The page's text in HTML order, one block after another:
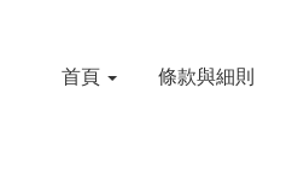
首頁 條款與細則